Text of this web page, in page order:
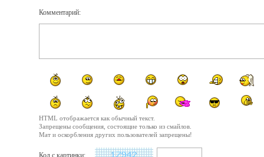
Комментарий:
HTML отображается как обычный текст.
Запрещены сообщения, состоящие только из смайлов.
Мат и оскорбления других пользователей запрещены!
Код с картинки: